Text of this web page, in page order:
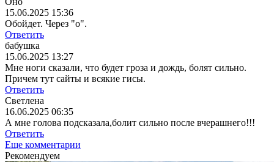
15.06.2025 15:36
Обойдет. Через "о".
Ответить
бабушка
15.06.2025 13:27
Мне ноги сказали, что будет гроза и дождь, болят сильно.
Причем тут сайты и всякие гисы.
Ответить
Светлена
16.06.2025 06:35
А мне голова подсказала,болит сильно после вчерашнего!!!
Ответить
Еще комментарии
Рекомендуем